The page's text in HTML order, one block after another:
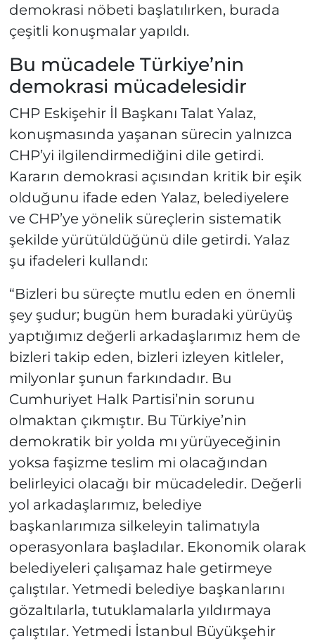
demokrasi nöbeti başlatılırken, burada
çeşitli konuşmalar yapıldı.
Bu mücadele Türkiye’nin
demokrasi mücadelesidir
CHP Eskişehir İl Başkanı Talat Yalaz,
konuşmasında yaşanan sürecin yalnızca
CHP’yi ilgilendirmediğini dile getirdi.
Kararın demokrasi açısından kritik bir eşik
olduğunu ifade eden Yalaz, belediyelere
ve CHP’ye yönelik süreçlerin sistematik
şekilde yürütüldüğünü dile getirdi. Yalaz
şu ifadeleri kullandı:
“Bizleri bu süreçte mutlu eden en önemli
şey şudur; bugün hem buradaki yürüyüş
yaptığımız değerli arkadaşlarımız hem de
bizleri takip eden, bizleri izleyen kitleler,
milyonlar şunun farkındadır. Bu
Cumhuriyet Halk Partisi’nin sorunu
olmaktan çıkmıştır. Bu Türkiye’nin
demokratik bir yolda mı yürüyeceğinin
yoksa faşizme teslim mi olacağından
belirleyici olacağı bir mücadeledir. Değerli
yol arkadaşlarımız, belediye
başkanlarımıza silkeleyin talimatıyla
operasyonlara başladılar. Ekonomik olarak
belediyeleri çalışamaz hale getirmeye
çalıştılar. Yetmedi belediye başkanlarını
gözaltılarla, tutuklamalarla yıldırmaya
çalıştılar. Yetmedi İstanbul Büyükşehir